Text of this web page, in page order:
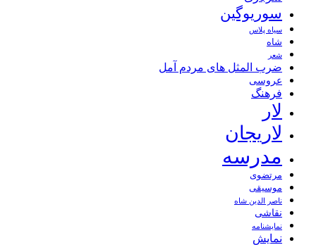
سوریوگین
سیاه پلاس
شاه
شعر
ضرب المثل های مردم آمل
عروسی
فرهنگ
لار
لاریجان
مدرسه
مرتضوی
موسیقی
ناصر الدین شاه
نقاشی
نمايشنامه
نمایش